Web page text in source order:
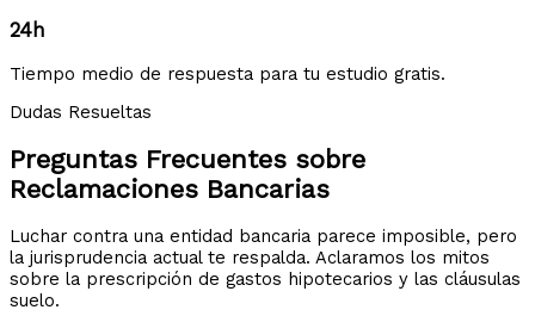
24h
Tiempo medio de respuesta para tu estudio gratis.
Dudas Resueltas
Preguntas Frecuentes sobre
Reclamaciones Bancarias
Luchar contra una entidad bancaria parece imposible, pero
la jurisprudencia actual te respalda. Aclaramos los mitos
sobre la prescripción de gastos hipotecarios y las cláusulas
suelo.